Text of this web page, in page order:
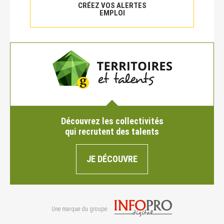
CRÉEZ VOS ALERTES
EMPLOI
Découvrez les collectivités
qui recrutent des talents
JE DÉCOUVRE
Une marque du groupe